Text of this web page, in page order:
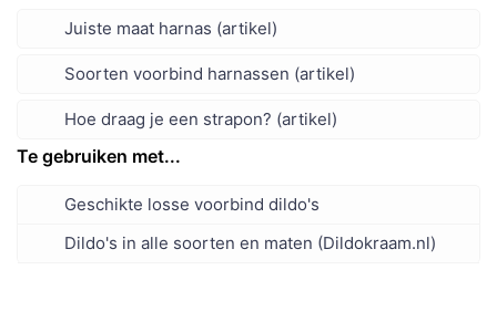
Juiste maat harnas (artikel)
Soorten voorbind harnassen (artikel)
Hoe draag je een strapon? (artikel)
Te gebruiken met...
Geschikte losse voorbind dildo's
Dildo's in alle soorten en maten (Dildokraam.nl)